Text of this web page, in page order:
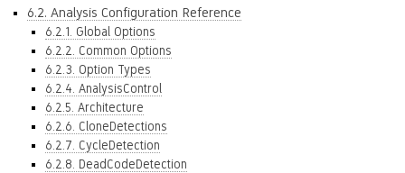
6.2. Analysis Configuration Reference
6.2.1. Global Options
6.2.2. Common Options
6.2.3. Option Types
6.2.4. AnalysisControl
6.2.5. Architecture
6.2.6. CloneDetections
6.2.7. CycleDetection
6.2.8. DeadCodeDetection